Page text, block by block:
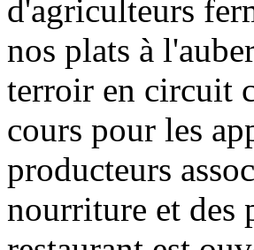
d'agriculteurs
nos plats à
terroir en circuit
cours pour les
producteurs
nourriture et des